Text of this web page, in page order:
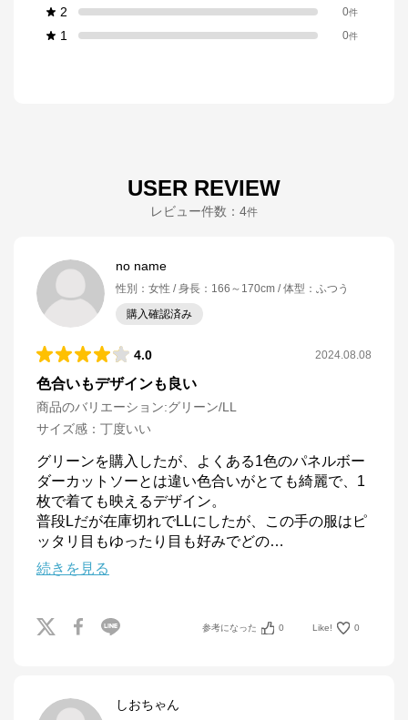
2 0件
1 0件
USER REVIEW
レビュー件数： 4件
no name
性別 ： 女性 身長 ： 166～170cm 体型 ： ふつう
購入確認済み
4.0 2024.08.08
色合いもデザインも良い
商品のバリエーション:グリーン/LL
サイズ感 ： 丁度いい
グリーンを購入したが、よくある1色のパネルボー
ダーカットソーとは違い色合いがとても綺麗で、1
枚で着ても映えるデザイン。
普段Lだが在庫切れでLLにしたが、この手の服はピ
ッタリ目もゆったり目も好みでどの…
続きを見る
参考になった 0 Like! 0
しおちゃん